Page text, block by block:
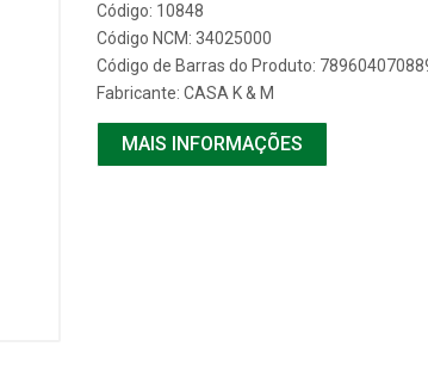
Código: 10848
Código NCM: 34025000
Código de Barras do Produto:
Fabricante: CASA K & M
MAIS INFORMAÇÕES